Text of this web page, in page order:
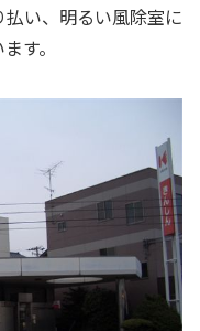
い、明るい風除室に
す。